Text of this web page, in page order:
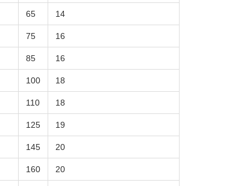
65 14
75 16
85 16
100 18
110 18
125 19
145 20
160 20